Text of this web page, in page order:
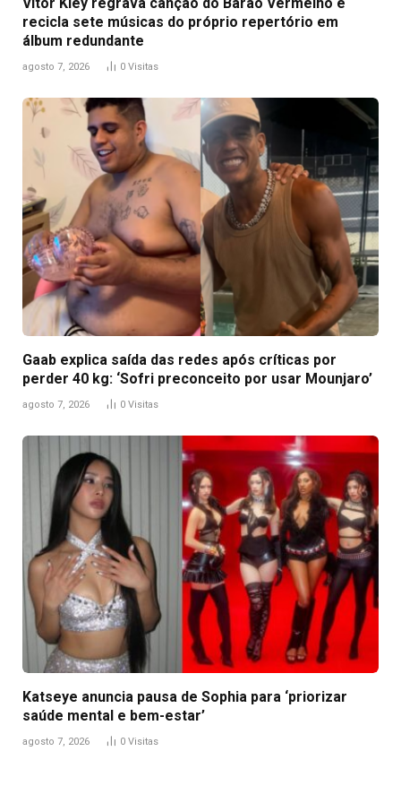
recicla sete músicas do próprio repertório em
álbum redundante
agosto 7, 2026 0 Visitas
Gaab explica saída das redes após críticas por
perder 40 kg: ‘Sofri preconceito por usar Mounjaro’
agosto 7, 2026 0 Visitas
Katseye anuncia pausa de Sophia para ‘priorizar
saúde mental e bem-estar’
agosto 7, 2026 0 Visitas